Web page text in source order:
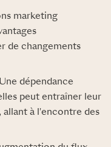
marketing
de changements
dépendance
peut entraîner leur
à l'encontre des